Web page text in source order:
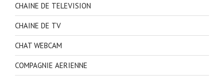
CHAINE DE TELEVISION
CHAINE DE TV
CHAT WEBCAM
COMPAGNIE AERIENNE